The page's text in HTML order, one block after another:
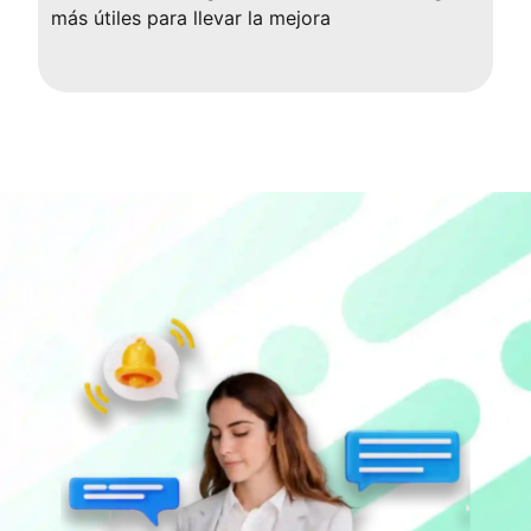
más útiles para llevar la mejora